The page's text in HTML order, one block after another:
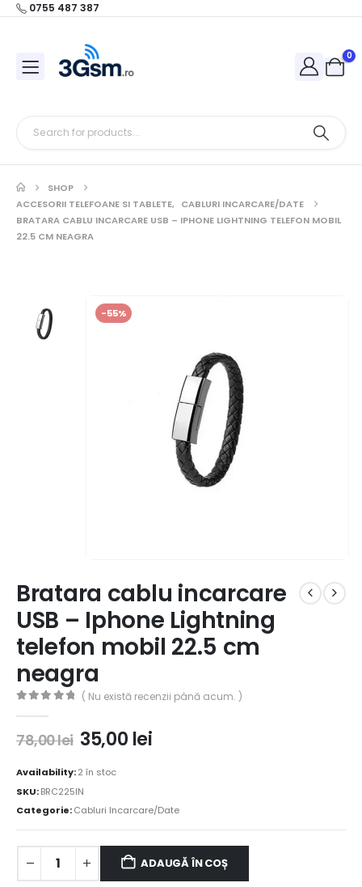
0755 487 387
0
SHOP
ACCESORII TELEFOANE SI TABLETE, CABLURI INCARCARE/DATE
BRATARA CABLU INCARCARE USB – IPHONE LIGHTNING TELEFON MOBIL
22.5 CM NEAGRA
-55%
Bratara cablu incarcare
USB – Iphone Lightning
telefon mobil 22.5 cm
neagra
( Nu există recenzii până acum. )
78,00lei 35,00 lei
Availability:2 în stoc
SKU:BRC225IN
Categorie:Cabluri Incarcare/Date
ADAUGĂ ÎN COȘ